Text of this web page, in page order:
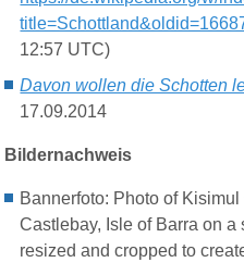
12:57 UTC)
Davon wollen die Schotten
17.09.2014
Bildernachweis
Bannerfoto: Photo of
Castlebay, Isle of Barra on
resized and cropped to